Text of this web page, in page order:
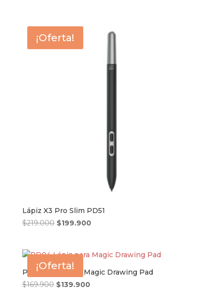
era:
$260.000.
¡Oferta!
Lápiz X3 Pro Slim PD51
$219.000 El
era:
$219.000.
$199.900El
es:
$199.900.
¡Oferta!
PD04 Lápiz para Magic Drawing Pad
$169.900 El
$139.900El